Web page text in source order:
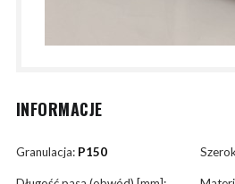
INFORMACJE
Granulacja: P150